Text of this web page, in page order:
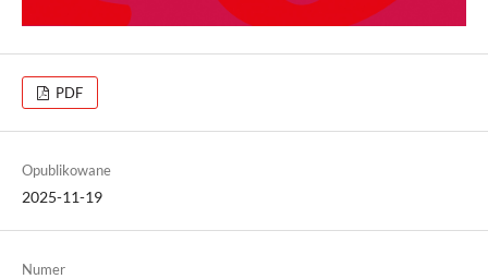
PDF
Opublikowane
2025-11-19
Numer